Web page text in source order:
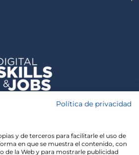
Política de privacidad
y de terceros para facilitarle el uso de
en que se muestra el contenido, con
de la Web y para mostrarle publicidad